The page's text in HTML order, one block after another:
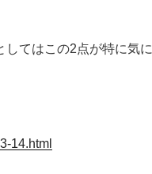
てはこの2点が特に気に
14.html